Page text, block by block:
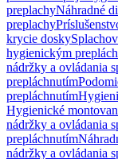
preplachyNáhradné
preplachy
krycie dosky
hygienickým
nádržky a ovládania
prepláchnutím
prepláchnutím
Hygienické
nádržky a ovládania
prepláchnutím
nádržky a ovládania